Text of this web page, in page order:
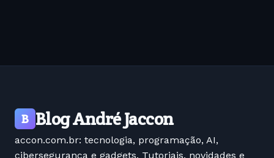
B Blog André Jaccon
accon.com.br: tecnologia, programação, AI,
cibersegurança e gadgets. Tutoriais, novidades e